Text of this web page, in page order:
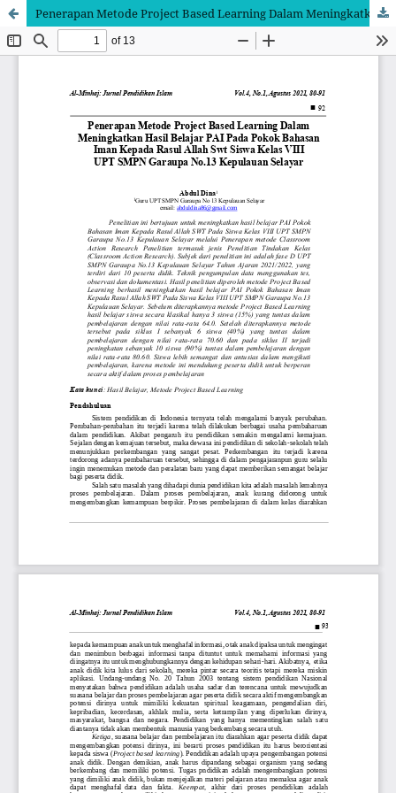
Penerapan Metode Project Based Learning Dalam Meningkatkan Hasil Belajar PAI Pada Pokok Bahasan Iman Kepada Rasul Allah Swt Siswa Kelas VIII UPT SMPN Garaupa No.13 Kepulauan Selayar